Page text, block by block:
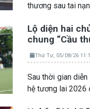
thương sau tai
Lộ diện hai
chung “Cầu
Thứ Tư, 05/08/26
Sau thời gian
hệ tương lai 2026